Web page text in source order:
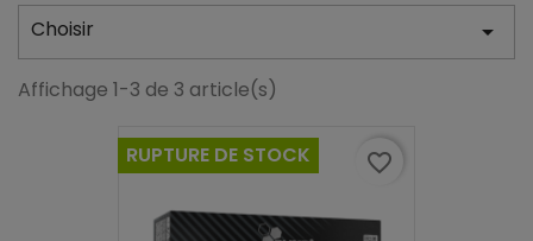
Choisir 
Affichage 1-3 de 3 article(s)
RUPTURE DE STOCK favorite_border